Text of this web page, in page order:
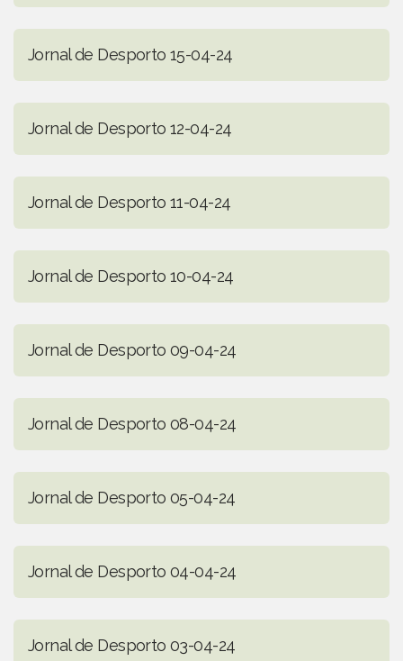
Jornal de Desporto 15-04-24
Jornal de Desporto 12-04-24
Jornal de Desporto 11-04-24
Jornal de Desporto 10-04-24
Jornal de Desporto 09-04-24
Jornal de Desporto 08-04-24
Jornal de Desporto 05-04-24
Jornal de Desporto 04-04-24
Jornal de Desporto 03-04-24